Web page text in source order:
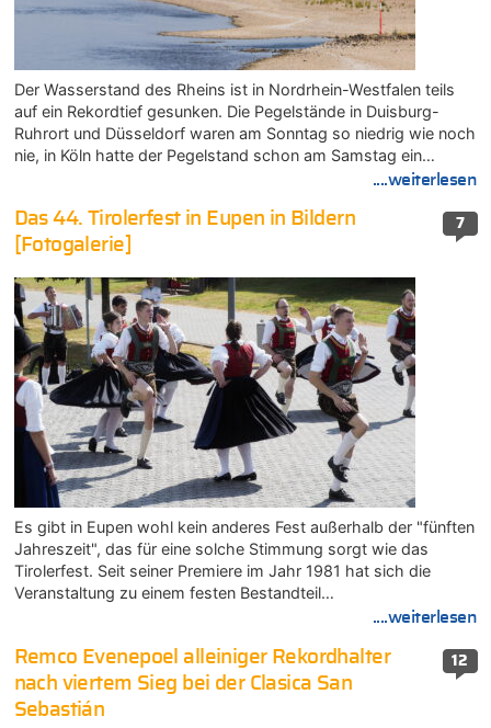
Der Wasserstand des Rheins ist in Nordrhein-Westfalen teils
auf ein Rekordtief gesunken. Die Pegelstände in Duisburg-
Ruhrort und Düsseldorf waren am Sonntag so niedrig wie noch
nie, in Köln hatte der Pegelstand schon am Samstag ein…
....weiterlesen
7
Das 44. Tirolerfest in Eupen in Bildern
[Fotogalerie]
Es gibt in Eupen wohl kein anderes Fest außerhalb der "fünften
Jahreszeit", das für eine solche Stimmung sorgt wie das
Tirolerfest. Seit seiner Premiere im Jahr 1981 hat sich die
Veranstaltung zu einem festen Bestandteil…
....weiterlesen
12
Remco Evenepoel alleiniger Rekordhalter
nach viertem Sieg bei der Clasica San
Sebastián